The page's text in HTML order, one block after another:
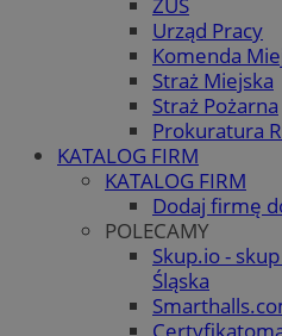
Urząd Pracy
Komenda
Straż Miejska
Straż Pożarna
Prokuratura
KATALOG FIRM
KATALOG FIRM
Dodaj firmę
POLECAMY
Skup.io -
Śląska